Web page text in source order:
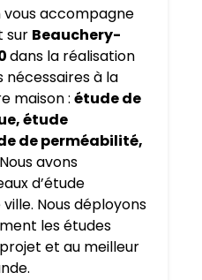
vous accompagne
sur Beauchery-
dans la réalisation
nécessaires à la
maison : étude de
étude
de perméabilité,
avons
d’étude
Nous déployons
les études
et au meilleur